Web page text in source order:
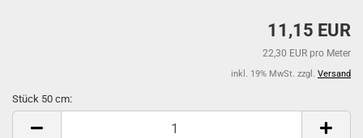
11,15 EUR
22,30 EUR pro Meter
inkl. 19% MwSt. zzgl. Versand
Stück 50 cm:
Stück